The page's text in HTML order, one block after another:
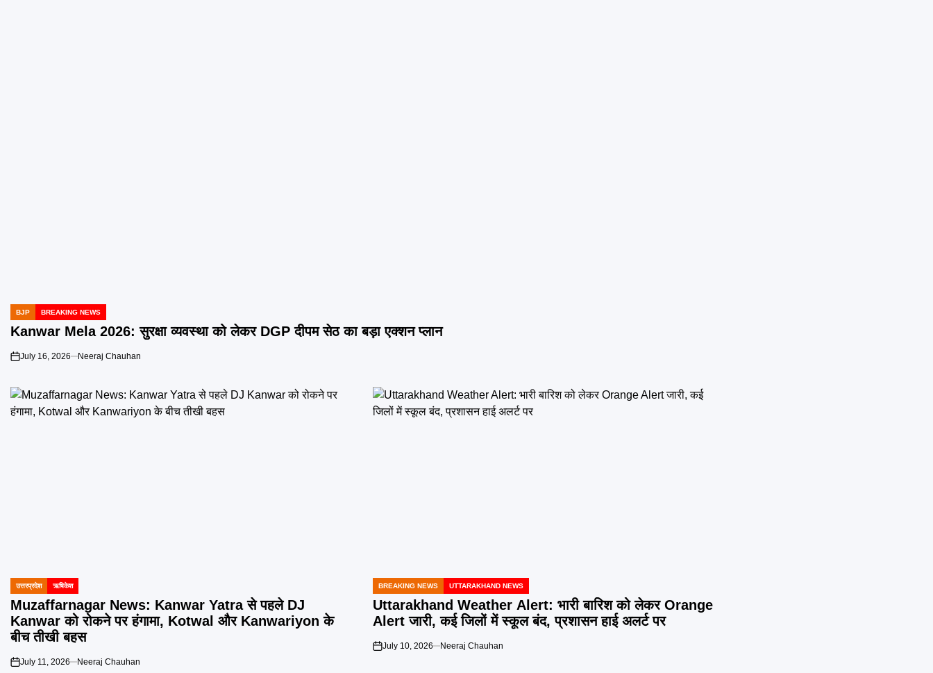
POSTED
IN
BJP BREAKING NEWS
Kanwar Mela 2026: सुरक्षा व्यवस्था को लेकर DGP दीपम सेठ का बड़ा एक्शन प्लान
on
July 16, 2026 Neeraj Chauhan
POSTED
IN
उत्तरप्रदेश ऋषिकेश
Muzaffarnagar News: Kanwar Yatra से पहले DJ
Kanwar को रोकने पर हंगामा, Kotwal और Kanwariyon के
बीच तीखी बहस
on
July 11, 2026 Neeraj Chauhan
POSTED
IN
BREAKING NEWS UTTARAKHAND NEWS
Uttarakhand Weather Alert: भारी बारिश को लेकर Orange
Alert जारी, कई जिलों में स्कूल बंद, प्रशासन हाई अलर्ट पर
on
July 10, 2026 Neeraj Chauhan